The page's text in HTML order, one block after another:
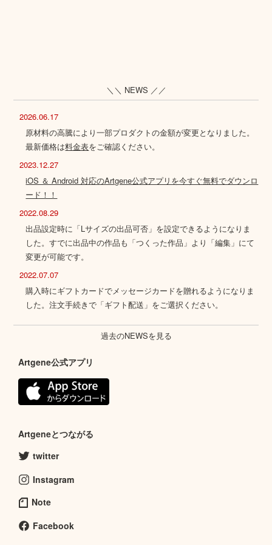
＼＼ NEWS ／／
2026.06.17
原材料の高騰により一部プロダクトの金額が変更となりました。
最新価格は料金表をご確認ください。
2023.12.27
iOS ＆ Android 対応のArtgene公式アプリを今すぐ無料でダウンロ
ード！！
2022.08.29
出品設定時に「Lサイズの出品可否」を設定できるようになりま
した。すでに出品中の作品も「つくった作品」より「編集」にて
変更が可能です。
2022.07.07
購入時にギフトカードでメッセージカードを贈れるようになりま
した。注文手続きで「ギフト配送」をご選択ください。
過去のNEWSを見る
Artgene公式アプリ
Artgeneとつながる
twitter
Instagram
Note
Facebook